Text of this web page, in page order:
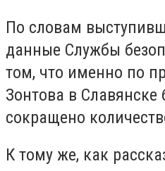
По словам
данные Службы
том, что именно по
Зонтова в Славянске
сокращено
К тому же, как